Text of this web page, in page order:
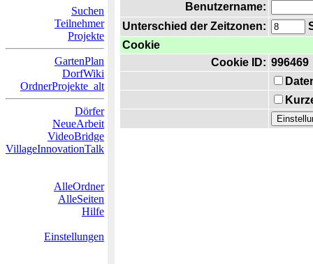
Suchen
Teilnehmer
Projekte
GartenPlan
DorfWiki
OrdnerProjekte_alt
Dörfer
NeueArbeit
VideoBridge
VillageInnovationTalk
AlleOrdner
AlleSeiten
Hilfe
Einstellungen
Benutzername:
Unterschied der Zeitzonen:
Cookie
Cookie ID: 996469